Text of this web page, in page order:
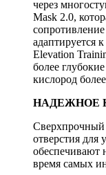
через
Mask 2.0,
адаптируется
Elevation
более
кислород
НАДЕЖНОЕ
отверстия для
обеспечивают
время самых